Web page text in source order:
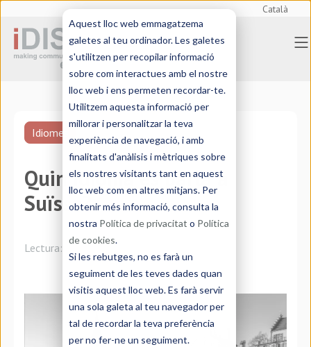
Aquest lloc web emmagatzema
galetes al teu ordinador. Les galetes
s'utilitzen per recopilar informació
sobre com interactues amb el nostre
lloc web i ens permeten recordar-te.
Utilitzem aquesta informació per
millorar i personalitzar la teva
experiència de navegació, i amb
finalitats d'anàlisis i mètriques sobre
els nostres visitants tant en aquest
lloc web com en altres mitjans. Per
obtenir més informació, consulta la
nostra Política de privacitat o Política
de cookies.
Si les rebutges, no es farà un
seguiment de les teves dades quan
visitis aquest lloc web. Es farà servir
una sola galeta al teu navegador per
tal de recordar la teva preferència
per no fer-ne un seguiment.
Català
Idiomes
Quin idioma es parla a
Suïssa?
Lectura: 5 minutos